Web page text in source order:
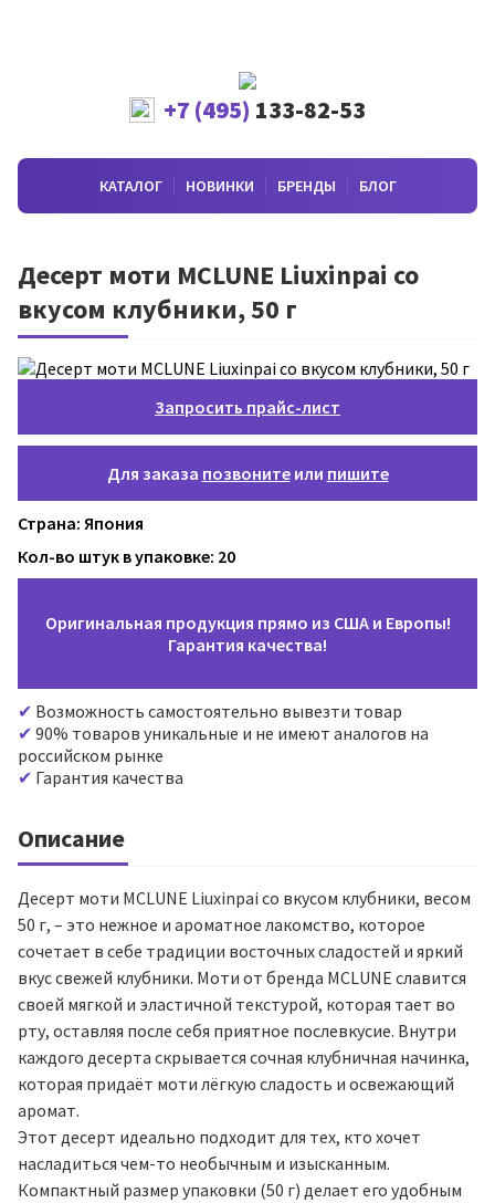
+7 (495) 133-82-53
КАТАЛОГ НОВИНКИ БРЕНДЫ БЛОГ
Десерт моти MCLUNE Liuxinpai со
вкусом клубники, 50 г
Запросить прайс-лист
Для заказа позвонитеили пишите
Страна: Япония
Кол-во штук в упаковке: 20
Оригинальная продукция прямо из США и Европы!
Гарантия качества!
Возможность самостоятельно вывезти товар
90% товаров уникальные и не имеют аналогов на
российском рынке
Гарантия качества
Описание
Десерт моти MCLUNE Liuxinpai со вкусом клубники, весом
50 г, – это нежное и ароматное лакомство, которое
сочетает в себе традиции восточных сладостей и яркий
вкус свежей клубники. Моти от бренда MCLUNE славится
своей мягкой и эластичной текстурой, которая тает во
рту, оставляя после себя приятное послевкусие. Внутри
каждого десерта скрывается сочная клубничная начинка,
которая придаёт моти лёгкую сладость и освежающий
аромат.
Этот десерт идеально подходит для тех, кто хочет
насладиться чем-то необычным и изысканным.
Компактный размер упаковки (50 г) делает его удобным